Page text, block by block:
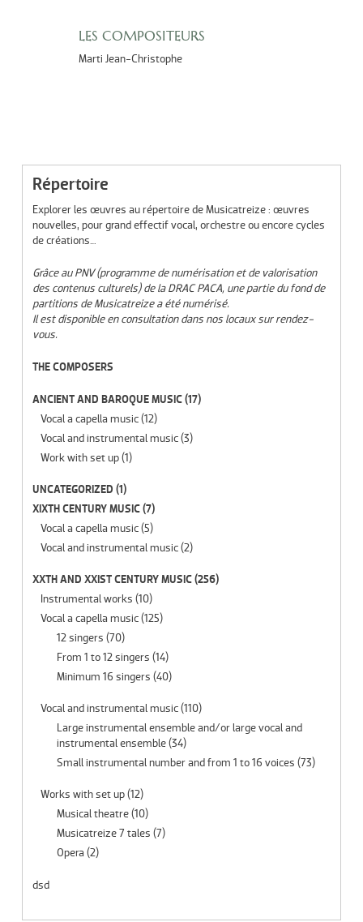
LES COMPOSITEURS
Marti Jean-Christophe
Répertoire
Explorer les œuvres au répertoire de Musicatreize : œuvres
nouvelles, pour grand effectif vocal, orchestre ou encore cycles
de créations…
Grâce au PNV (programme de numérisation et de valorisation
des contenus culturels) de la DRAC PACA, une partie du fond de
partitions de Musicatreize a été numérisé.
Il est disponible en consultation dans nos locaux sur rendez-
vous.
THE COMPOSERS
ANCIENT AND BAROQUE MUSIC(17)
Vocal a capella music(12)
Vocal and instrumental music(3)
Work with set up(1)
UNCATEGORIZED (1)
XIXTH CENTURY MUSIC(7)
Vocal a capella music(5)
Vocal and instrumental music(2)
XXTH AND XXIST CENTURY MUSIC(256)
Instrumental works (10)
Vocal a capella music(125)
12 singers (70)
From 1 to 12 singers (14)
Minimum 16 singers (40)
Vocal and instrumental music(110)
Large instrumental ensemble and/or large vocal and
instrumental ensemble(34)
Small instrumental number and from 1 to 16 voices (73)
Works with set up(12)
Musical theatre(10)
Musicatreize 7 tales (7)
Opera (2)
dsd